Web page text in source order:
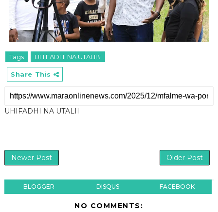
Tags UHIFADHI NA UTALII#
Share This
UHIFADHI NA UTALII
Newer Post Older Post
BLOGGER DISQUS FACEBOOK
NO COMMENTS: